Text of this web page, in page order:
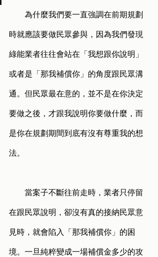
時就應該要做民眾參與，因為我們發現
綠能業者往往會站在「我想跟你說明」
或者是「那我補償你」的角度跟民眾溝
通。但民眾最在意的，並不是在你決定
要做之後，才跟我說明你要做什麼，而
是你在規劃期間到底有沒有尊重我的想
法。
在跟民眾說明，卻沒有真的接納民眾意
見時，就會陷入「那我補償你」的困
境。一旦純粹變成一場補償金多少的攻